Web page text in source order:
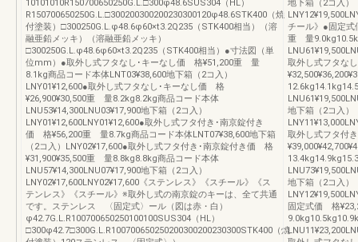
10101010R150700650250G.L.□300φ48.6SUS304（HL）
R150700650250G.L.□300200300200230300120φ48.6STK400（焼
付塗装）□300250G.L.φ48.6φ60×t3.2Q235（STK400相当）（溶
融亜鉛メッキ）（溶融亜鉛メッキ）
□300250G.L.φ48.6φ60×t3.2Q235（STK400相当）●寸法図（単
位mm）●取外し式フタなし･キーなし価 格¥51,200重 量
8.1kg商品コード本体LNT03¥38,600地下箱（2コ入）
LNY01¥12,600●取外し式フタなし･キーなし価 格
¥26,900¥30,500重 量8.2kg8.2kg商品コード本体
LNU53¥14,300LNU03¥17,900地下箱（2コ入）
LNY01¥12,600LNY01¥12,600●取外し式フタ付き･南京錠付き
価 格¥56,200重 量8.7kg商品コード本体LNT07¥38,600地下箱
（2コ入）LNY02¥17,600●取外し式フタ付き･南京錠付き価 格
¥31,900¥35,500重 量8.8kg8.8kg商品コード本体
LNU57¥14,300LNU07¥17,900地下箱（2コ入）
LNY02¥17,600LNY02¥17,600《ステンレス》《スチール》《ス
テンレス》《スチール》※取外し式の南京錠のキーは、全て共通
です。ステンレス 〈固定式〉ール（図は赤・白）
φ42.7G.L.R100700650250100100SUS304（HL）
□300φ42.7□300G.L.R100700650250200300200230300STK400（焼
地下箱（2コ入）
チール》●固定式
重 量
取外し式フタな
地下箱（2コ入）
取外し式フタ付
地下箱（2コ入）
固定式価 格